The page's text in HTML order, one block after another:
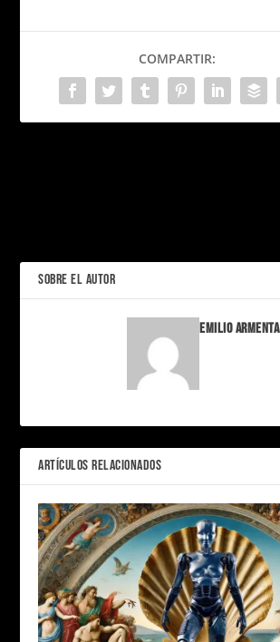
COMPARTIR:
SOBRE EL AUTOR
Emilio Armenta
ARTÍCULOS RELACIONADOS